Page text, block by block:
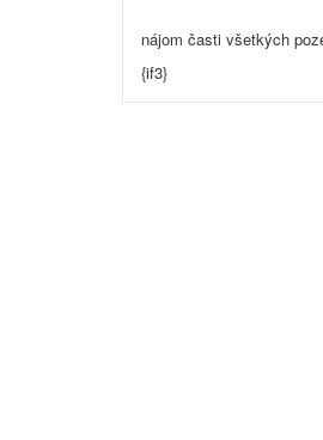
nájom časti všetkých
{if3}